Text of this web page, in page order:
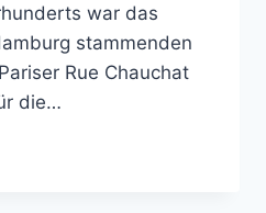
war das
stammenden
Rue Chauchat
die…